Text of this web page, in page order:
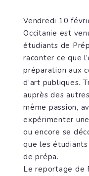
Vendredi 10
Occitanie est
étudiants de
raconter ce que
préparation aux
d’art publiques.
auprès des
même passion,
expérimenter
ou encore se
que les
de prépa.
Le reportage de